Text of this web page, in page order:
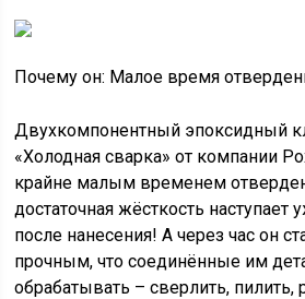
Почему он: Малое время
Двухкомпонентный эпоксидный
«Холодная сварка» от компании
крайне малым временем
достаточная жёсткость наступает
после нанесения! А через час он
прочным, что соединённые им
обрабатывать – сверлить, пилить,